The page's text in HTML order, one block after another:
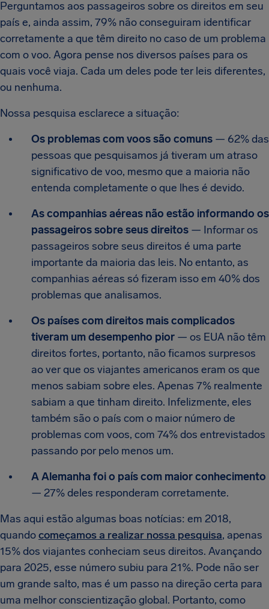
Perguntamos aos passageiros sobre os direitos em seu
país e, ainda assim, 79% não conseguiram identificar
corretamente a que têm direito no caso de um problema
com o voo. Agora pense nos diversos países para os
quais você viaja. Cada um deles pode ter leis diferentes,
ou nenhuma.
Nossa pesquisa esclarece a situação:
Os problemas com voos são comuns — 62% das
pessoas que pesquisamos já tiveram um atraso
significativo de voo, mesmo que a maioria não
entenda completamente o que lhes é devido.
As companhias aéreas não estão informando os
passageiros sobre seus direitos — Informar os
passageiros sobre seus direitos é uma parte
importante da maioria das leis. No entanto, as
companhias aéreas só fizeram isso em 40% dos
problemas que analisamos.
Os países com direitos mais complicados
tiveram um desempenho pior — os EUA não têm
direitos fortes, portanto, não ficamos surpresos
ao ver que os viajantes americanos eram os que
menos sabiam sobre eles. Apenas 7% realmente
sabiam a que tinham direito. Infelizmente, eles
também são o país com o maior número de
problemas com voos, com 74% dos entrevistados
passando por pelo menos um.
A Alemanha foi o país com maior conhecimento
— 27% deles responderam corretamente.
Mas aqui estão algumas boas notícias: em 2018,
quandocomeçamos a realizar nossa pesquisa, apenas
15% dos viajantes conheciam seus direitos. Avançando
para 2025, esse número subiu para 21%. Pode não ser
um grande salto, mas é um passo na direção certa para
uma melhor conscientização global. Portanto, como